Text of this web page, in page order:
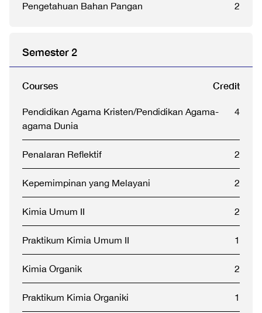
Pengetahuan Bahan Pangan 2
Semester 2
Courses Credit
Pendidikan Agama Kristen/Pendidikan Agama-
agama Dunia
4
Penalaran Reflektif 2
Kepemimpinan yang Melayani 2
Kimia Umum II 2
Praktikum Kimia Umum II 1
Kimia Organik 2
Praktikum Kimia Organiki 1